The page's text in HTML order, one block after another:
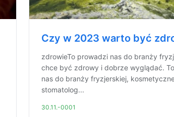
Czy w 2023 warto być
zdrowieTo prowadzi nas do branży
chce być zdrowy i dobrze wyglądać.
nas do branży fryzjerskiej,
stomatolog...
30.11.-0001